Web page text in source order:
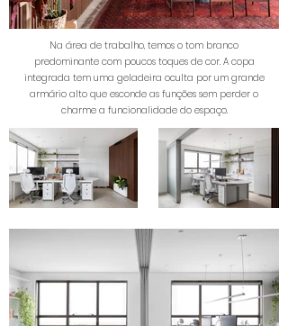
Na área de trabalho, temos o tom branco
predominante com poucos toques de cor. A copa
integrada tem uma geladeira oculta por um grande
armário alto que esconde as funções sem perder o
charme a funcionalidade do espaço.